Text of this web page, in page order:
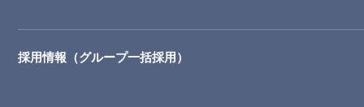
採用情報（グループ一括採用）